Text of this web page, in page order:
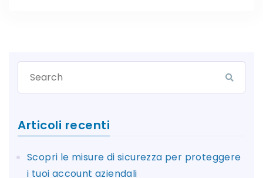
Articoli recenti
Scopri le misure di sicurezza per proteggere
i tuoi account aziendali